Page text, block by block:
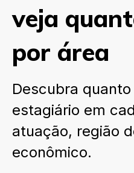
veja
por área
Descubra
estagiário em
atuação, região
econômico.